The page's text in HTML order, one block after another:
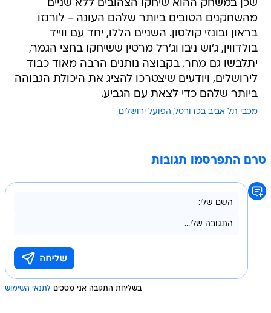
שכן במשחק ההוא שיחקו הצהובים ללא שניים
מהשחקנים הטובים ביותר שלהם העונה - לורנזו
בראון ובונזי קולסון. השניים הללו, יחד עם ווייד
בולדווין, ג'וש ניבו וג'רל מרטין ששיחקו בחצי הגמר,
יתלבשו גם מחר. בקבוצה נותנים הרבה מאוד כבוד
לירושלים, ויודעים שיצטרכו להציג את היכולת הגבוהה
ביותר שלהם כדי לצאת עם הגביע.
מכבי תל אביב בכדורסל הפועל ירושלים
טרם התפרסמו תגובות
בשליחת התגובה אני מסכים לתנאי השימוש